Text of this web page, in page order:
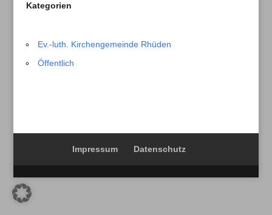
Kategorien
Ev.-luth. Kirchengemeinde Rhüden
Öffentlich
Impressum Datenschutz